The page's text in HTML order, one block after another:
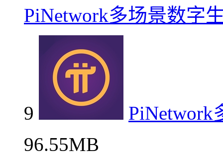
PiNetwork多场景数字
9
PiNetwork
96.55MB